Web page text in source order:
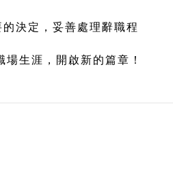
決定，妥善處理辭職程
場生涯，開啟新的篇章！